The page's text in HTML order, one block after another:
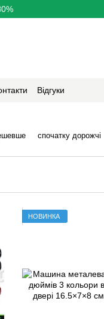
Відгуки
спочатку дорожчі
НОВИНКА